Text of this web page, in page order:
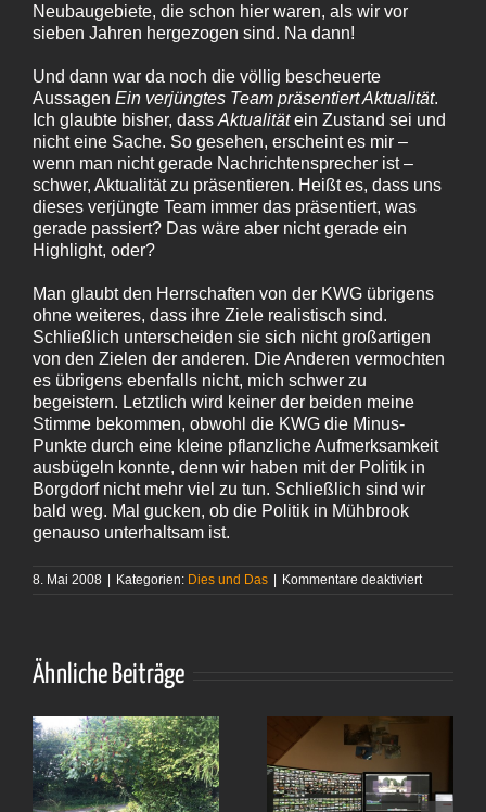
Neubaugebiete, die schon hier waren, als wir vor
sieben Jahren hergezogen sind. Na dann!
Und dann war da noch die völlig bescheuerte
Aussagen Ein verjüngtes Team präsentiert Aktualität.
Ich glaubte bisher, dass Aktualitätein Zustand sei und
nicht eine Sache. So gesehen, erscheint es mir –
wenn man nicht gerade Nachrichtensprecher ist –
schwer, Aktualität zu präsentieren. Heißt es, dass uns
dieses verjüngte Team immer das präsentiert, was
gerade passiert? Das wäre aber nicht gerade ein
Highlight, oder?
Man glaubt den Herrschaften von der KWG übrigens
ohne weiteres, dass ihre Ziele realistisch sind.
Schließlich unterscheiden sie sich nicht großartigen
von den Zielen der anderen. Die Anderen vermochten
es übrigens ebenfalls nicht, mich schwer zu
begeistern. Letztlich wird keiner der beiden meine
Stimme bekommen, obwohl die KWG die Minus-
Punkte durch eine kleine pflanzliche Aufmerksamkeit
ausbügeln konnte, denn wir haben mit der Politik in
Borgdorf nicht mehr viel zu tun. Schließlich sind wir
bald weg. Mal gucken, ob die Politik in Mühbrook
genauso unterhaltsam ist.
8. Mai 2008 | Kategorien: Dies und Das | Kommentare deaktiviertfür
Ähnliche Beiträge